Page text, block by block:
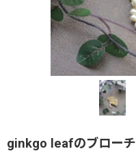
ginkgo leafのブローチ